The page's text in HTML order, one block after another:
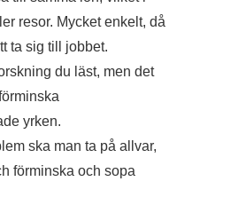
resor. Mycket enkelt, då
ta sig till jobbet.
du läst, men det
yrken.
ska man ta på allvar,
förminska och sopa